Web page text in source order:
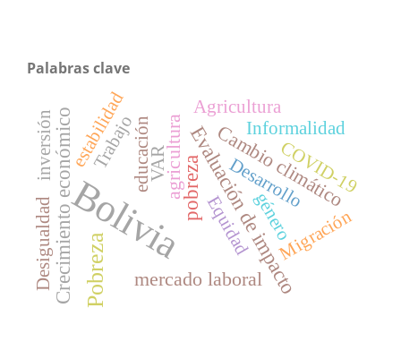
Palabras clave
Bolivia
Pobreza
pobreza
Evaluación de impacto
Crecimiento económico Cambio climático
mercado laboral
agricultura
Desigualdad
Agricultura
educación
Migración
Informalidad
Trabajo
DesarrolloCOVID-19
VAR
género
estabilidad
Equidad
inversión